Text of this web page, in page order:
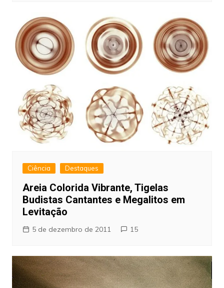
Ciência Destaques
Areia Colorida Vibrante, Tigelas
Budistas Cantantes e Megalitos em
Levitação
5 de dezembro de 2011 15